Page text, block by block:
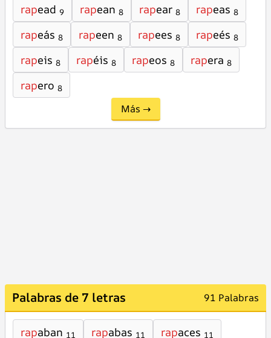
rapead 9 rapean 8 rapear 8 rapeas 8
rapeás 8 rapeen 8 rapees 8 rapeés 8
rapeis 8 rapéis 8 rapeos 8 rapera 8
rapero 8
Más →
Palabras de 7 letras 91 Palabras
rapaban 11 rapabas 11 rapaces 11